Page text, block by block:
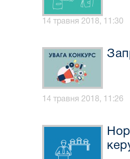
14 травня 2018, 11:30
14 травня 2018, 11:26